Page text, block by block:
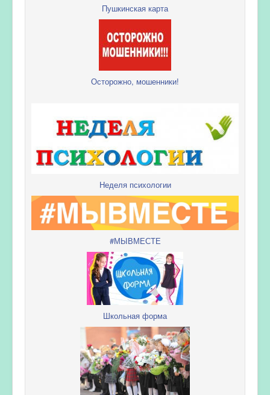
Пушкинская карта
Осторожно, мошенники!
Неделя психологии
#МЫВМЕСТЕ
Школьная форма